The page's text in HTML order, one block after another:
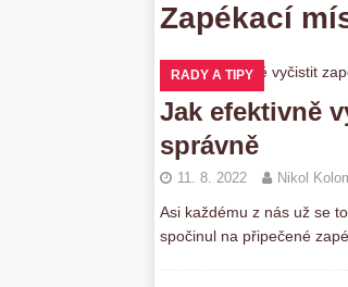
Zapékací
RADY A TIPY
Jak efektivně
správně
11. 8. 2022 Nikol
Asi každému z nás už se
spočinul na připečené